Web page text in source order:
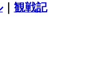
｜ 観戦記